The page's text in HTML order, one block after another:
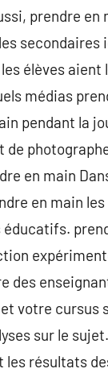
prendre
élèves
médias
pendant la
en main
en main
des
votre cursus
sur le
résultats